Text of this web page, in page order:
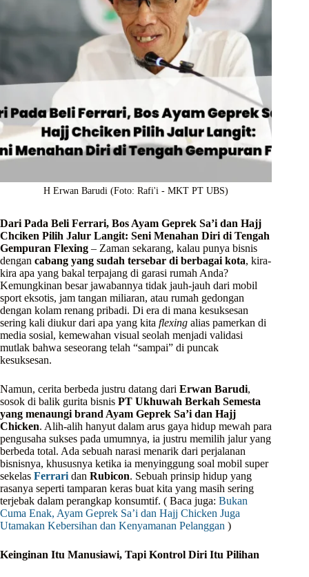
H Erwan Barudi (Foto: Rafi'i - MKT PT UBS)
Dari Pada Beli Ferrari, Bos Ayam Geprek Sa’i dan Hajj
Chciken Pilih Jalur Langit: Seni Menahan Diri di Tengah
Gempuran Flexing – Zaman sekarang, kalau punya bisnis
dengan cabang yang sudah tersebar di berbagai kota, kira-
kira apa yang bakal terpajang di garasi rumah Anda?
Kemungkinan besar jawabannya tidak jauh-jauh dari mobil
sport eksotis, jam tangan miliaran, atau rumah gedongan
dengan kolam renang pribadi. Di era di mana kesuksesan
sering kali diukur dari apa yang kita flexing alias pamerkan di
media sosial, kemewahan visual seolah menjadi validasi
mutlak bahwa seseorang telah “sampai” di puncak
kesuksesan.
Namun, cerita berbeda justru datang dari Erwan Barudi,
sosok di balik gurita bisnis PT Ukhuwah Berkah Semesta
yang menaungi brand Ayam Geprek Sa’i dan Hajj
Chicken. Alih-alih hanyut dalam arus gaya hidup mewah para
pengusaha sukses pada umumnya, ia justru memilih jalur yang
berbeda total. Ada sebuah narasi menarik dari perjalanan
bisnisnya, khususnya ketika ia menyinggung soal mobil super
sekelas Ferrari dan Rubicon. Sebuah prinsip hidup yang
rasanya seperti tamparan keras buat kita yang masih sering
terjebak dalam perangkap konsumtif. ( Baca juga: Bukan
Cuma Enak, Ayam Geprek Sa’i dan Hajj Chicken Juga
Utamakan Kebersihan dan Kenyamanan Pelanggan )
Keinginan Itu Manusiawi, Tapi Kontrol Diri Itu Pilihan